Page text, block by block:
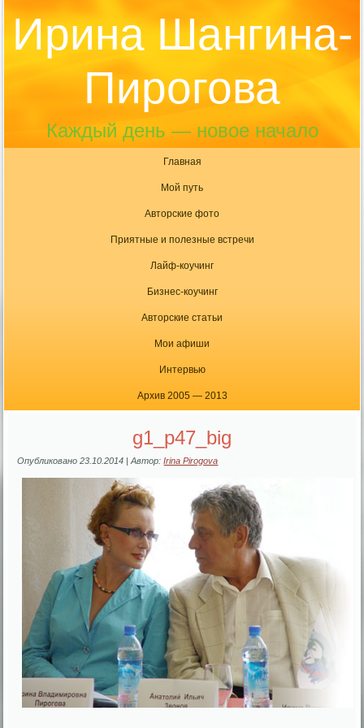
Ирина Шангина-
Пирогова
Каждый день — новое начало
Главная
Мой путь
Авторские фото
Приятные и полезные встречи
Лайф-коучинг
Бизнес-коучинг
Авторские статьи
Мои афиши
Интервью
Архив 2005 — 2013
g1_p47_big
Опубликовано 23.10.2014 |Автор: Irina Pirogova